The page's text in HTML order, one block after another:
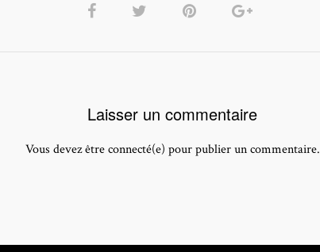
Laisser un commentaire
Vous devez être connecté(e) pour publier un commentaire.